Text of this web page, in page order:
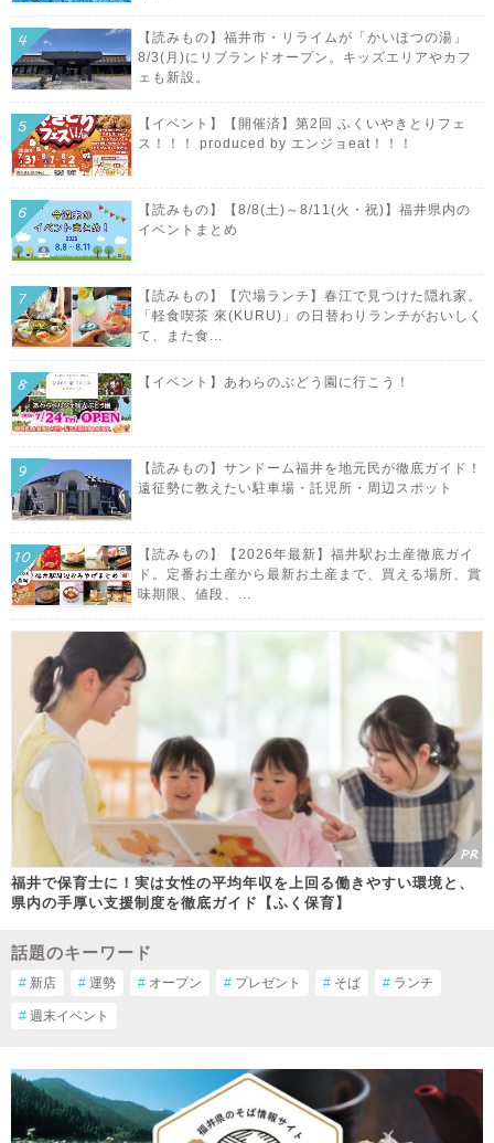
【読みもの】福井市・リライムが「かいほつの湯」
8/3(月)にリブランドオープン。キッズエリアやカフ
ェも新設。
【イベント】【開催済】第2回 ふくいやきとりフェ
ス！！！ produced by エンジョeat！！！
【読みもの】【8/8(土)～8/11(火・祝)】福井県内の
イベントまとめ
【読みもの】【穴場ランチ】春江で見つけた隠れ家。
「軽食喫茶 來(KURU)」の日替わりランチがおいしく
て、また食...
【イベント】あわらのぶどう園に行こう！
【読みもの】サンドーム福井を地元民が徹底ガイド！
遠征勢に教えたい駐車場・託児所・周辺スポット
【読みもの】【2026年最新】福井駅お土産徹底ガイ
ド。定番お土産から最新お土産まで、買える場所、賞
味期限、値段、...
福井で保育士に！実は女性の平均年収を上回る働きやすい環境と、
県内の手厚い支援制度を徹底ガイド【ふく保育】
話題のキーワード
# 新店 # 運勢 # オープン # プレゼント # そば # ランチ
# 週末イベント